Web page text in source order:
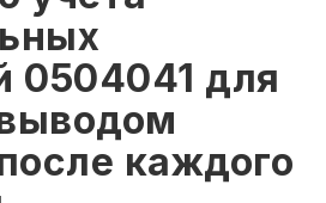
0504041 для
каждого